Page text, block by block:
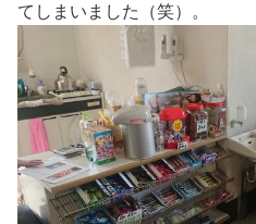
てしまいました（笑）。